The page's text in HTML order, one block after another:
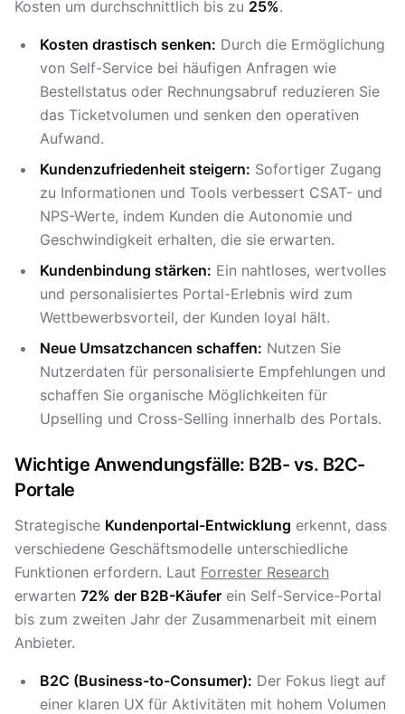
Kosten um durchschnittlich bis zu 25%.
Kosten drastisch senken: Durch die Ermöglichung
von Self-Service bei häufigen Anfragen wie
Bestellstatus oder Rechnungsabruf reduzieren Sie
das Ticketvolumen und senken den operativen
Aufwand.
Kundenzufriedenheit steigern: Sofortiger Zugang
zu Informationen und Tools verbessert CSAT- und
NPS-Werte, indem Kunden die Autonomie und
Geschwindigkeit erhalten, die sie erwarten.
Kundenbindung stärken: Ein nahtloses, wertvolles
und personalisiertes Portal-Erlebnis wird zum
Wettbewerbsvorteil, der Kunden loyal hält.
Neue Umsatzchancen schaffen: Nutzen Sie
Nutzerdaten für personalisierte Empfehlungen und
schaffen Sie organische Möglichkeiten für
Upselling und Cross-Selling innerhalb des Portals.
Wichtige Anwendungsfälle: B2B- vs. B2C-
Portale
Strategische Kundenportal-Entwicklung erkennt, dass
verschiedene Geschäftsmodelle unterschiedliche
Funktionen erfordern. Laut Forrester Research
erwarten 72% der B2B-Käufer ein Self-Service-Portal
bis zum zweiten Jahr der Zusammenarbeit mit einem
Anbieter.
B2C (Business-to-Consumer): Der Fokus liegt auf
einer klaren UX für Aktivitäten mit hohem Volumen